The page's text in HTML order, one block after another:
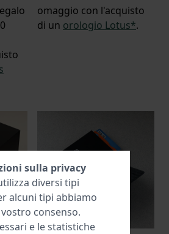
omaggio con l'acquisto
di un orologio Lotus*.
sulla privacy
diversi tipi
alcuni tipi abbiamo
consenso.
e le statistiche